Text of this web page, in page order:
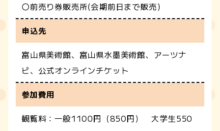
〇前売り券販売所(会期前日まで販売)
申込先
富山県美術館、富山県水墨美術館、アーツナ
ビ、公式オンラインチケット
参加費用
観覧料：一般1100円（850円） 大学生550